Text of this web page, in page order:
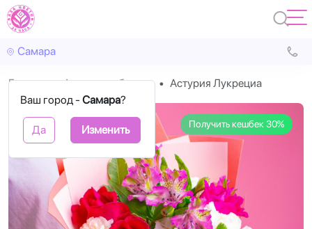
Самара
Ваш город - Самара?
Да Изменить
Главная Авторские букеты Астурия Лукрециа
Получить кешбек 30%